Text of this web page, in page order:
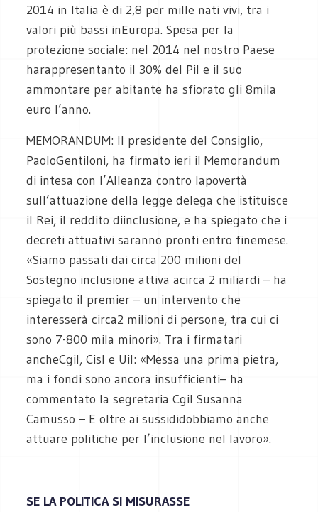
2014 in Italia è di 2,8 per mille nati vivi, tra i
valori più bassi inEuropa. Spesa per la
protezione sociale: nel 2014 nel nostro Paese
harappresentanto il 30% del Pil e il suo
ammontare per abitante ha sfiorato gli 8mila
euro l’anno.
MEMORANDUM: Il presidente del Consiglio,
PaoloGentiloni, ha firmato ieri il Memorandum
di intesa con l’Alleanza contro lapovertà
sull’attuazione della legge delega che istituisce
il Rei, il reddito diinclusione, e ha spiegato che i
decreti attuativi saranno pronti entro finemese.
«Siamo passati dai circa 200 milioni del
Sostegno inclusione attiva acirca 2 miliardi – ha
spiegato il premier – un intervento che
interesserà circa2 milioni di persone, tra cui ci
sono 7-800 mila minori». Tra i firmatari
ancheCgil, Cisl e Uil: «Messa una prima pietra,
ma i fondi sono ancora insufficienti– ha
commentato la segretaria Cgil Susanna
Camusso – E oltre ai sussididobbiamo anche
attuare politiche per l’inclusione nel lavoro».
SE LA POLITICA SI MISURASSE